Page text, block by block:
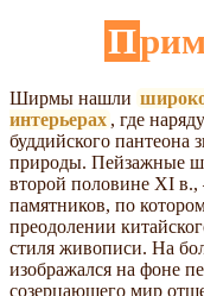
Ширмы нашли
интерьерах , где
буддийского пантеона
природы. Пейзажные
второй половине XI
памятников, по
преодолении
стиля живописи. На
изображался на фоне
созерцающего мир